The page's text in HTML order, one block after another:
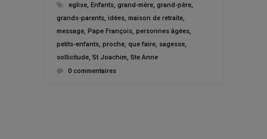
eglise, Enfants, grand-mère, grand-père,
grands-parents, idées, maison de retraite,
message, Pape François, personnes âgées,
petits-enfants, proche, que faire, sagesse,
sollicitude, St Joachim Ste Anne
0 commentaires